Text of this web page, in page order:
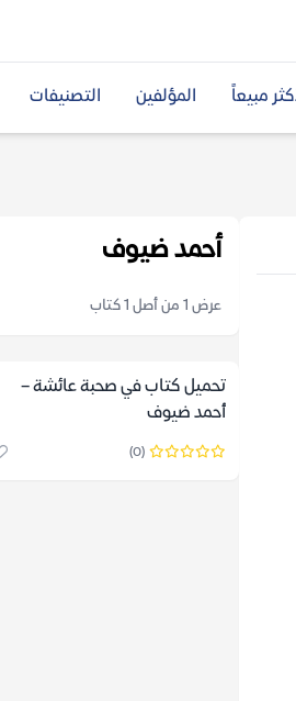
مبيعاً المؤلفين التصنيفات
أحمد ضيوف
عرض 1 من أصل 1 كتاب
تحميل كتاب في صحبة عائشة –
أحمد ضيوف
(0)